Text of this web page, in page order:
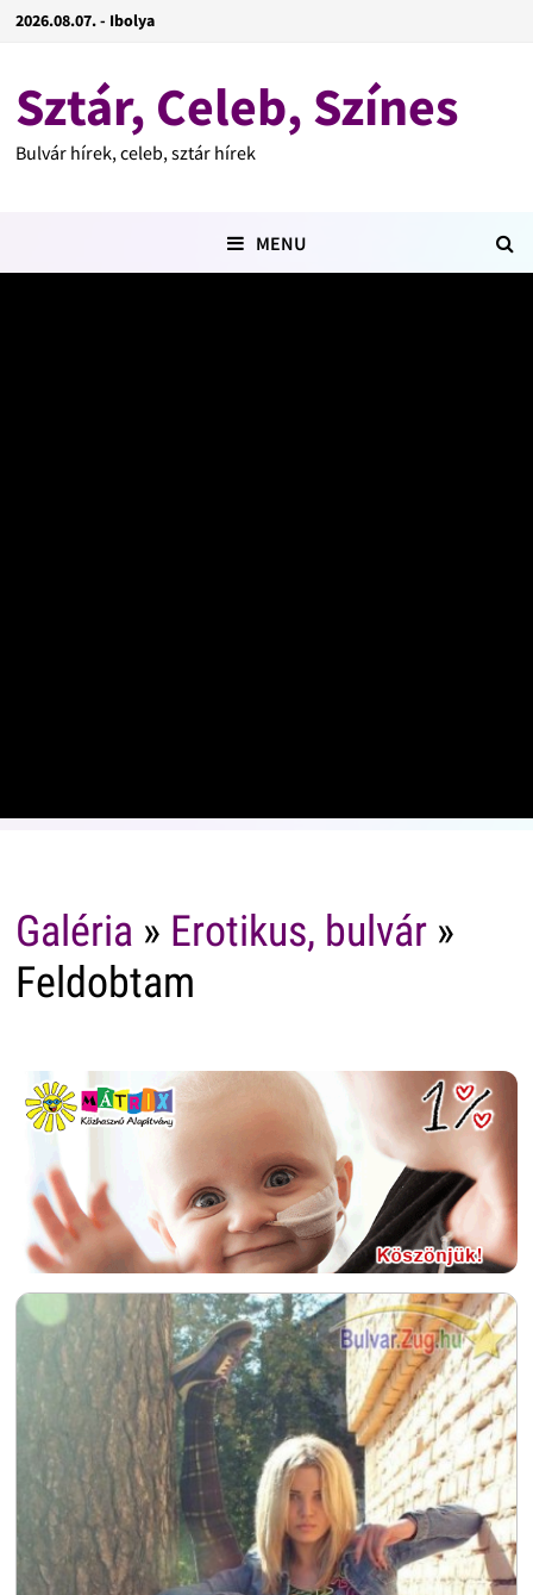
2026.08.07. - Ibolya
Sztár, Celeb, Színes
Bulvár hírek, celeb, sztár hírek
MENU
Galéria » Erotikus, bulvár»
Feldobtam